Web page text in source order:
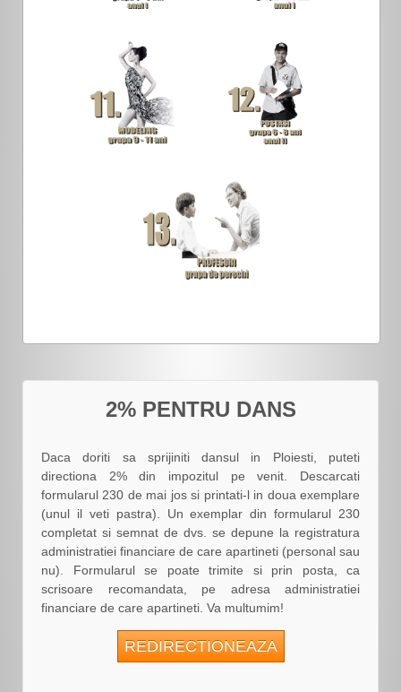
2% PENTRU DANS
Daca doriti sa sprijiniti dansul in Ploiesti, puteti
directiona 2% din impozitul pe venit. Descarcati
formularul 230 de mai jos si printati-l in doua exemplare
(unul il veti pastra). Un exemplar din formularul 230
completat si semnat de dvs. se depune la registratura
administratiei financiare de care apartineti (personal sau
nu). Formularul se poate trimite si prin posta, ca
scrisoare recomandata, pe adresa administratiei
financiare de care apartineti. Va multumim!
REDIRECTIONEAZA